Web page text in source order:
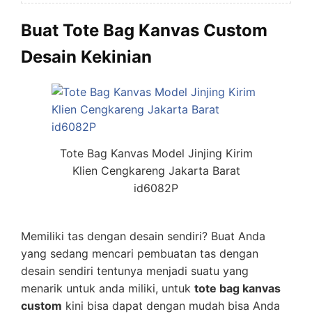
Buat Tote Bag Kanvas Custom
Desain Kekinian
Tote Bag Kanvas Model Jinjing Kirim
Klien Cengkareng Jakarta Barat
id6082P
Memiliki tas dengan desain sendiri? Buat Anda
yang sedang mencari pembuatan tas dengan
desain sendiri tentunya menjadi suatu yang
menarik untuk anda miliki, untuk tote bag kanvas
custom kini bisa dapat dengan mudah bisa Anda